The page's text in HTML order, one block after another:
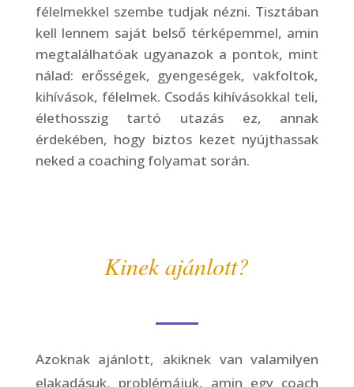
félelmekkel szembe tudjak nézni. Tisztában
kell lennem saját belső térképemmel, amin
megtalálhatóak ugyanazok a pontok, mint
nálad: erősségek, gyengeségek, vakfoltok,
kihívások, félelmek. Csodás kihívásokkal teli,
élethosszig tartó utazás ez, annak
érdekében, hogy biztos kezet nyújthassak
neked a coaching folyamat során.
Kinek ajánlott?
Azoknak ajánlott, akiknek van valamilyen
elakadásuk, problémájuk, amin egy coach